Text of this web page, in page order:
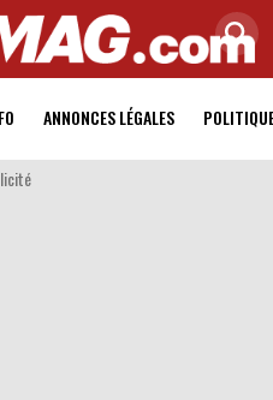
ANNONCES LÉGALES